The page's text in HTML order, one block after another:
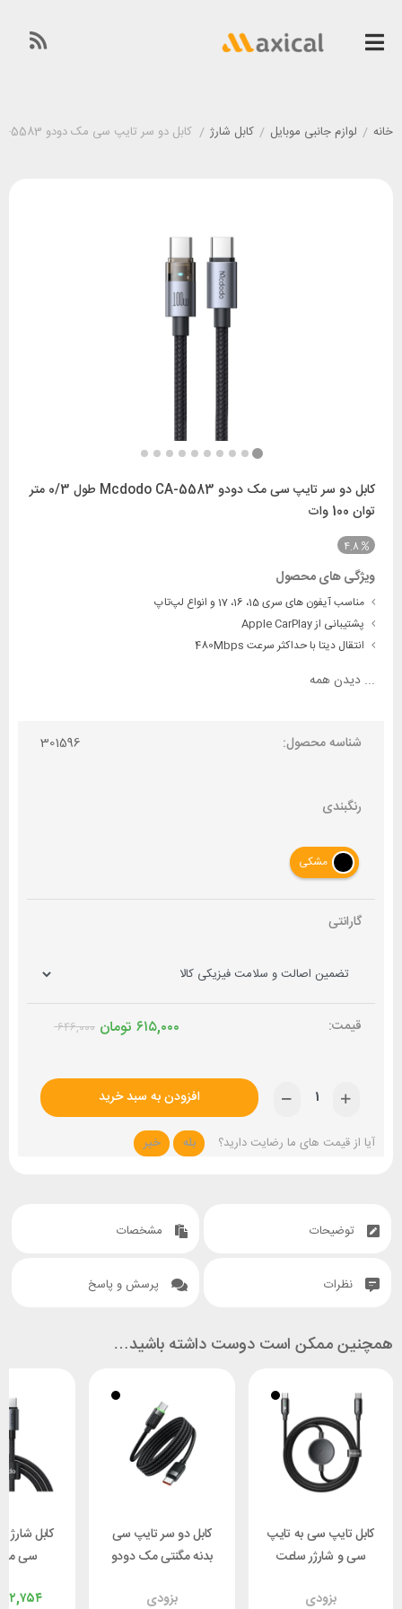
خانه / لوازم جانبی موبایل / کابل شارژ / کابل دو سر تایپ سی مک دودو Mcdodo CA-5583 طول 0/3 متر توان 100 وات
کابل دو سر تایپ سی مک دودو Mcdodo CA-5583 طول 0/3 متر
توان 100 وات
4.8
ویژگی های محصول
مناسب آیفون های سری 15، 16، 17 و انواع لپ‌تاپ
پشتیبانی از Apple CarPlay
انتقال دیتا با حداکثر سرعت 480Mbps
... دیدن همه
شناسه محصول: 301596
رنگبندی
مشکی
گارانتی
۶۴۶,۰۰۰ تومان ۶۱۵,۰۰۰
افزودن به سبد خرید
آیا از قیمت های ما رضایت دارید؟ بله خیر
توضیحات مشخصات
نظرات پرسش و پاسخ
همچنین ممکن است دوست داشته باشید…
کابل تایپ سی به تایپ
سی و شارژر ساعت
Mcdodo CA-4170
بزودی
کابل دو سر تایپ سی
بدنه مگنتی مک دودو
بزودی
کابل شارژ
سی